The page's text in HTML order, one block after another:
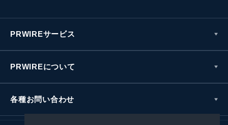
PRWIREサービス
PRWIREについて
各種お問い合わせ